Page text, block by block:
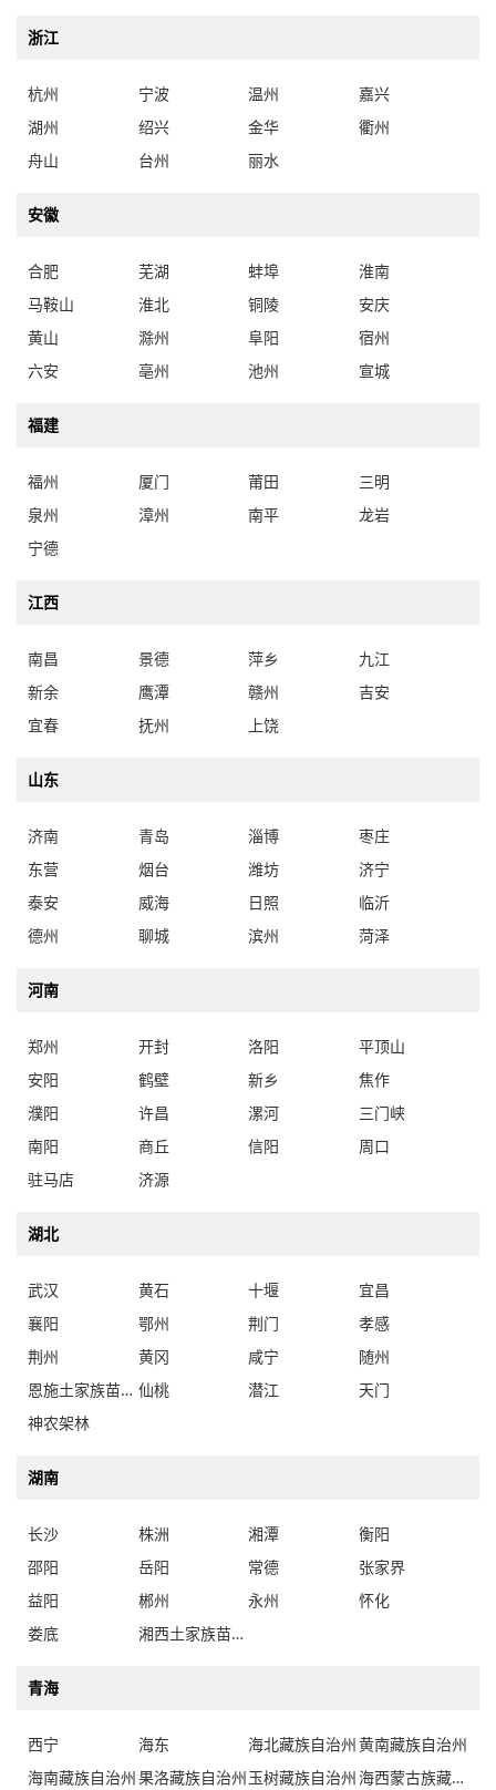
浙江
杭州 宁波 温州
嘉兴
湖州
绍兴 金华
衢州
舟山
台州 丽水
安徽
合肥 芜湖 蚌埠
淮南
马鞍山
淮北 铜陵
安庆
黄山
滁州 阜阳
宿州
六安
亳州 池州 宣城
福建
福州 厦门 莆田
三明
泉州
漳州 南平
龙岩
宁德
江西
南昌 景德 萍乡
九江
新余
鹰潭 赣州
吉安
宜春
抚州 上饶
山东
济南 青岛 淄博
枣庄
东营
烟台 潍坊
济宁
泰安
威海 日照
临沂
德州
聊城 滨州 菏泽
河南
郑州 开封 洛阳
平顶山
安阳
鹤壁 新乡
焦作
濮阳
许昌 漯河
三门峡
南阳
商丘 信阳
周口
驻马店
济源
湖北
武汉 黄石 十堰
宜昌
襄阳
鄂州 荆门
孝感
荆州
黄冈 咸宁
随州
恩施土家族苗族自治州 仙桃 潜江
天门
神农架林
湖南
长沙 株洲 湘潭
衡阳
邵阳
岳阳 常德
张家界
益阳
郴州 永州
怀化
娄底
湘西土家族苗族自治州
青海
西宁 海东 海北藏族自治州黄南藏族自治州
海南藏族自治州果洛藏族自治州玉树藏族自治州 海西蒙古族藏族自治州